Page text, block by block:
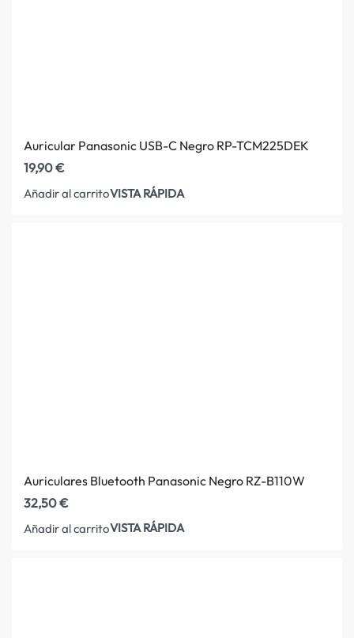
Auricular Panasonic USB-C Negro RP-TCM225DEK
19,90€
Añadir al carritoVISTA RÁPIDA
Auriculares Bluetooth Panasonic Negro RZ-B110W
32,50€
Añadir al carritoVISTA RÁPIDA